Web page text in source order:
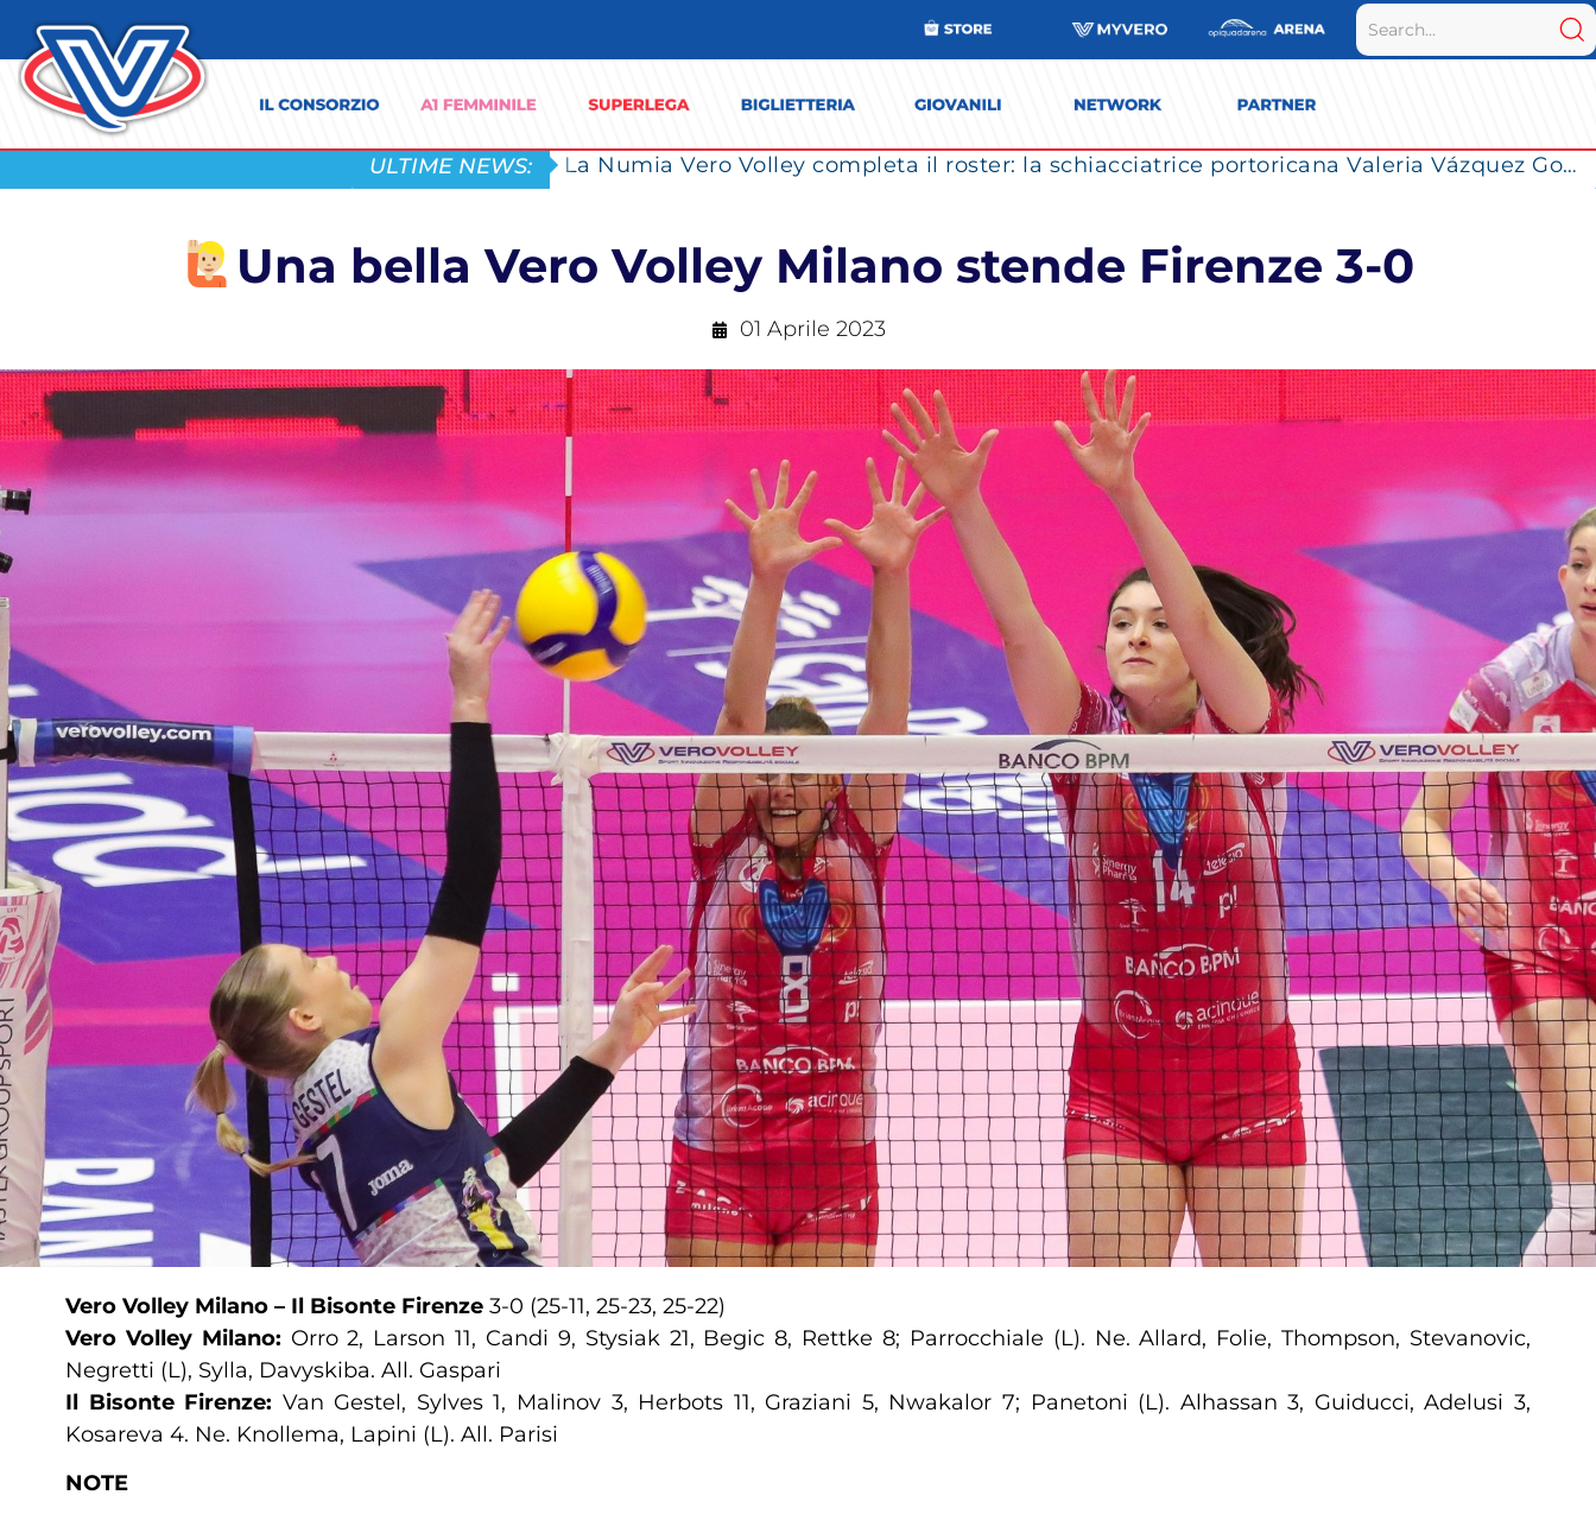
ULTIME NEWS: La Numia Vero Volley completa il roster: la schiacciatrice portoricana Valeria Vázquez Gomez è l’ultimo innesto di Milano per la stagione 2026/2027
Una bella Vero Volley Milano stende Firenze 3-0
01 Aprile 2023
Vero Volley Milano – Il Bisonte Firenze 3-0 (25-11, 25-23, 25-22)
Vero Volley Milano: Orro 2, Larson 11, Candi 9, Stysiak 21, Begic 8, Rettke 8; Parrocchiale (L). Ne. Allard, Folie, Thompson, Stevanovic,
Negretti (L), Sylla, Davyskiba. All. Gaspari
Il Bisonte Firenze: Van Gestel, Sylves 1, Malinov 3, Herbots 11, Graziani 5, Nwakalor 7; Panetoni (L). Alhassan 3, Guiducci, Adelusi 3,
Kosareva 4. Ne. Knollema, Lapini (L). All. Parisi
NOTE